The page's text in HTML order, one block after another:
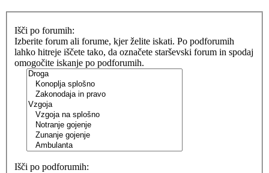
Išči po forumih:
Izberite forum ali forume, kjer želite iskati. Po podforumih
lahko hitreje iščete tako, da označete starševski forum in spodaj
omogočite iskanje po podforumih.
Išči po podforumih: